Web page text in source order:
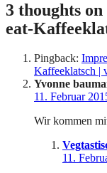
3 thoughts on
eat-
Pingback:
Kaffeeklatsch |
Yvonne
11. Februar
Wir kommen
11.